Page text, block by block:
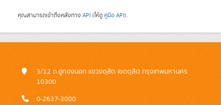
คุณสามารถเข้าถึงคลังทาง API (ให้ดู คู่มือ API).
3/12 ถ.อู่ทองนอก แขวงดุสิต เขตดุสิต กรุงเทพมหานคร
10300
0-2637-3000